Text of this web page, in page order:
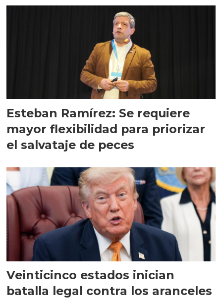
Esteban Ramírez: Se requiere
mayor flexibilidad para priorizar
el salvataje de peces
Veinticinco estados inician
batalla legal contra los aranceles